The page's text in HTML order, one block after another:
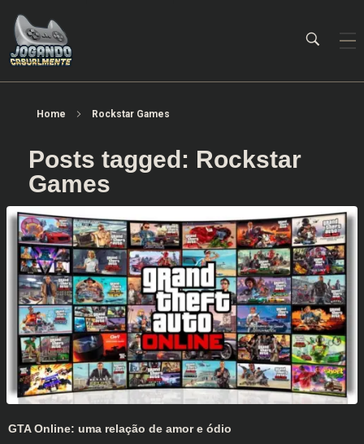
Home Rockstar Games
Posts tagged: Rockstar
Games
GTA Online: uma relação de amor e ódio